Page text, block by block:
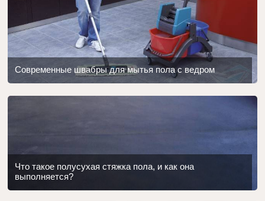
Современные швабры для мытья пола с ведром
Что такое полусухая стяжка пола, и как она
выполняется?